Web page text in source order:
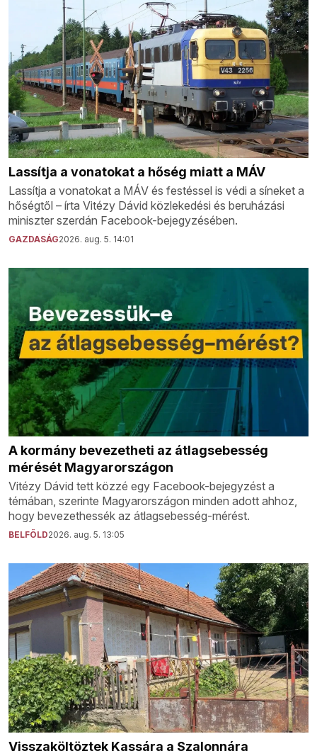
Lassítja a vonatokat a hőség miatt a MÁV
Lassítja a vonatokat a MÁV és festéssel is védi a síneket a
hőségtől – írta Vitézy Dávid közlekedési és beruházási
miniszter szerdán Facebook-bejegyzésében.
GAZDASÁG2026. aug. 5. 14:01
A kormány bevezetheti az átlagsebesség
mérését Magyarországon
Vitézy Dávid tett közzé egy Facebook-bejegyzést a
témában, szerinte Magyarországon minden adott ahhoz,
hogy bevezethessék az átlagsebesség-mérést.
BELFÖLD2026. aug. 5. 13:05
Visszaköltöztek Kassára a Szalonnára